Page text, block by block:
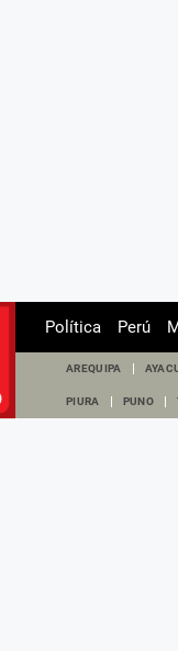
Política Perú
AREQUIPA
PIURA PUNO